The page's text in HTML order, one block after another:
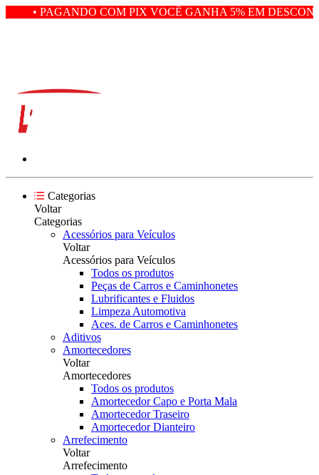
• PAGANDO COM PIX VOCÊ GANHA 5% EM
Categorias
Voltar
Categorias
Acessórios para Veículos
Voltar
Acessórios para Veículos
Todos os produtos
Peças de Carros e Caminhonetes
Lubrificantes e Fluidos
Limpeza Automotiva
Aces. de Carros e Caminhonetes
Aditivos
Amortecedores
Voltar
Amortecedores
Todos os produtos
Amortecedor Capo e Porta Mala
Amortecedor Traseiro
Amortecedor Dianteiro
Arrefecimento
Voltar
Arrefecimento